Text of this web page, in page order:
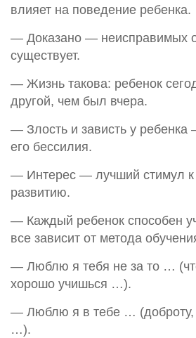
влияет на поведение ребенка.
— Доказано — неисправимых
существует.
— Жизнь такова: ребенок
другой, чем был вчера.
— Злость и зависть у
его бессилия.
— Интерес — лучший стимул к
развитию.
— Каждый ребенок способен
все зависит от метода
— Люблю я тебя не за то …
хорошо учишься …).
— Люблю я в тебе … (доброту,
…).